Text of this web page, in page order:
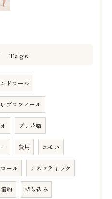
Tags
ドロール
プロフィール
プレ花婿
費用 エモい
ール シネマティック
節約 持ち込み